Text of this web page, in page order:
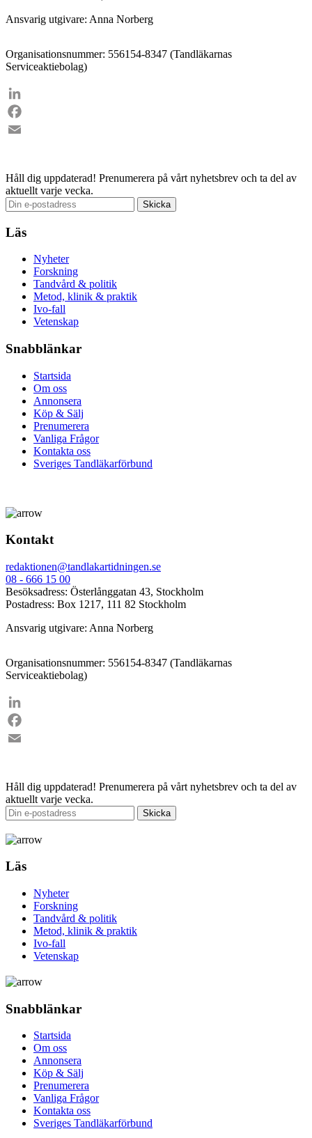
Ansvarig utgivare: Anna Norberg
Organisationsnummer: 556154-8347 (Tandläkarnas
Serviceaktiebolag)
LinkedIn
Facebook
Håll dig uppdaterad! Prenumerera på vårt nyhetsbrev och ta del av
aktuellt varje vecka.
Läs
Nyheter
Forskning
Tandvård & politik
Metod, klinik & praktik
Ivo-fall
Vetenskap
Snabblänkar
Startsida
Om oss
Annonsera
Köp & Sälj
Prenumerera
Vanliga Frågor
Kontakta oss
Sveriges Tandläkarförbund
Kontakt
redaktionen@tandlakartidningen.se
08 - 666 15 00
Besöksadress: Österlånggatan 43, Stockholm
Postadress: Box 1217, 111 82 Stockholm
Ansvarig utgivare: Anna Norberg
Organisationsnummer: 556154-8347 (Tandläkarnas
Serviceaktiebolag)
LinkedIn
Facebook
Håll dig uppdaterad! Prenumerera på vårt nyhetsbrev och ta del av
aktuellt varje vecka.
Läs
Nyheter
Forskning
Tandvård & politik
Metod, klinik & praktik
Ivo-fall
Vetenskap
Snabblänkar
Startsida
Om oss
Annonsera
Köp & Sälj
Prenumerera
Vanliga Frågor
Kontakta oss
Sveriges Tandläkarförbund